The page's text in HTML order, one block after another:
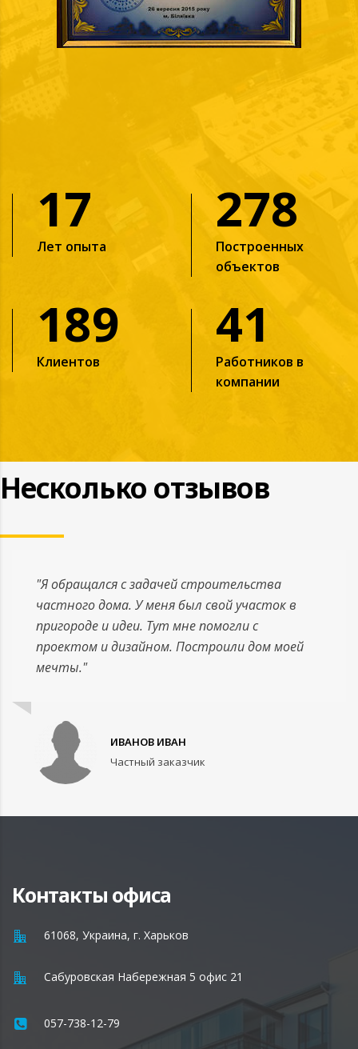
17
Лет опыта
278
Построенных
объектов
189
Клиентов
41
Работников в
компании
Несколько отзывов
"Я обращался с задачей строительства
частного дома. У меня был свой участок в
пригороде и идеи. Тут мне помогли с
проектом и дизайном. Построили дом моей
мечты."
ИВАНОВ ИВАН
Частный заказчик
Контакты офиса
61068, Украина, г. Харьков
Сабуровская Набережная 5 офис 21
057-738-12-79